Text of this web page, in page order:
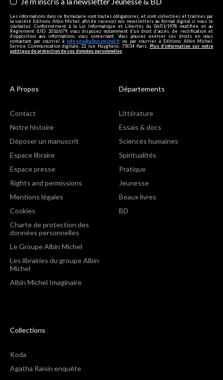
Les informations dans ce formulaire sont toutes obligatoires, et sont collectées et traitées par
la société Editions Albin Michel, afin de recevoir nos newsletters au format digital si vous le
souhaitez. Conformément à la Loi Informatique et Libertés du 06/01/1978 modifiée et au
Règlement (UE) 2016/679, vous disposez notamment d'un droit d'accès, de rectification et
d’opposition aux informations vous concernant. Vous pouvez exercer ces droits en nous
contactant par courriel à info-site@albin-michel.fr ou par courrier à Editions Albin Michel,
Service Communication digitale, 22 rue Huyghens, 75014 Paris. Plus d’information sur notre
politique de protection de vos données personnelles.
A Propos
Contact
Notre histoire
Déposer un manuscrit
Espace libraire
Espace presse
Rights and permissions
Mentions légales
Cookies
Charte de protection des
données personnelles
Le Groupe Albin Michel
Les librairies du groupe Albin
Michel
Albin Michel Imaginaire
Départements
Littérature
Essais & docs
Sciences humaines
Spiritualités
Pratique
Jeunesse
Beaux livres
BD
Collections
Koda
Agatha Raisin enquête